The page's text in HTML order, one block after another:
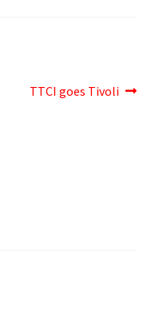
Nächster
TTCI goes Tivoli